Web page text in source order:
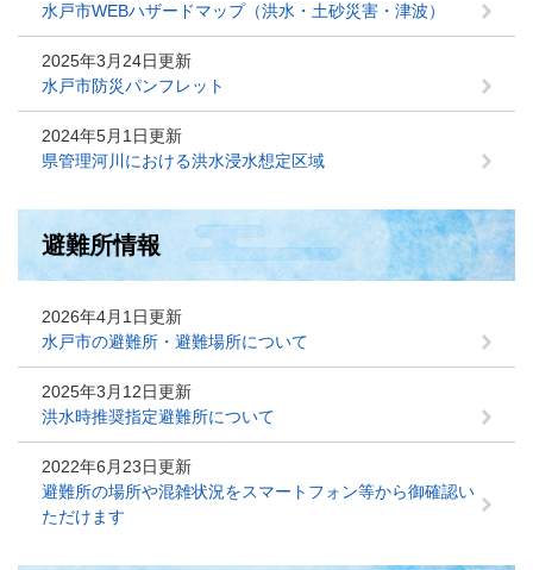
水戸市WEBハザードマップ（洪水・土砂災害・津波）
2025年3月24日更新
水戸市防災パンフレット
2024年5月1日更新
県管理河川における洪水浸水想定区域
避難所情報
2026年4月1日更新
水戸市の避難所・避難場所について
2025年3月12日更新
洪水時推奨指定避難所について
2022年6月23日更新
避難所の場所や混雑状況をスマートフォン等から御確認い
ただけます